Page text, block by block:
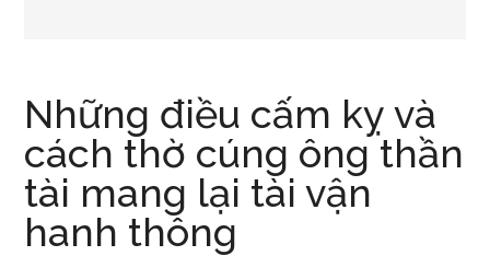
Những điều cấm kỵ và
cách thờ cúng ông thần
tài mang lại tài vận
hanh thông